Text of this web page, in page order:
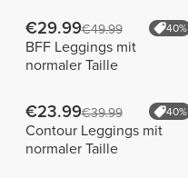
€29.99€49.99 40%
BFF Leggings mit
normaler Taille
€23.99€39.99 40%
Contour Leggings mit
normaler Taille